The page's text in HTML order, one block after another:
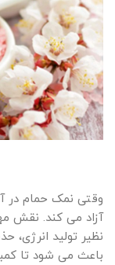
وقتی نمک حمام
آزاد می کند. نقش
نظیر تولید
باعث می شود تا